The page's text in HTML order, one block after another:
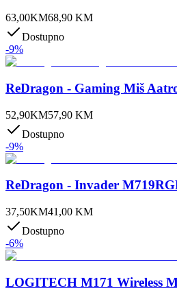
63,00KM68,90 KM
Dostupno
-9%
ReDragon - Gaming Miš
52,90KM57,90 KM
Dostupno
-9%
ReDragon - Invader
37,50KM41,00 KM
Dostupno
-6%
LOGITECH M171 Wireless